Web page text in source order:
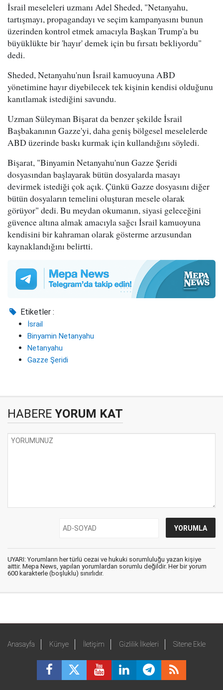
İsrail meseleleri uzmanı Adel Sheded, "Netanyahu,
tartışmayı, propagandayı ve seçim kampanyasını bunun
üzerinden kontrol etmek amacıyla Başkan Trump'a bu
büyüklükte bir 'hayır' demek için bu fırsatı bekliyordu"
dedi.
Sheded, Netanyahu'nun İsrail kamuoyuna ABD
yönetimine hayır diyebilecek tek kişinin kendisi olduğunu
kanıtlamak istediğini savundu.
Uzman Süleyman Bişarat da benzer şekilde İsrail
Başbakanının Gazze'yi, daha geniş bölgesel meselelerde
ABD üzerinde baskı kurmak için kullandığını söyledi.
Bişarat, "Binyamin Netanyahu'nun Gazze Şeridi
dosyasından başlayarak bütün dosyalarda masayı
devirmek istediği çok açık. Çünkü Gazze dosyasını diğer
bütün dosyaların temelini oluşturan mesele olarak
görüyor" dedi. Bu meydan okumanın, siyasi geleceğini
güvence altına almak amacıyla sağcı İsrail kamuoyuna
kendisini bir kahraman olarak gösterme arzusundan
kaynaklandığını belirtti.
Etiketler :
İsrail
Binyamin Netanyahu
Netanyahu
Gazze Şeridi
HABERE YORUM KAT
UYARI: Yorumların her türlü cezai ve hukuki sorumluluğu yazan kişiye
aittir. Mepa News, yapılan yorumlardan sorumlu değildir. Her bir yorum
600 karakterle (boşluklu) sınırlıdır.
Anasayfa Künye İletişim Gizlilik İlkeleri Sitene Ekle